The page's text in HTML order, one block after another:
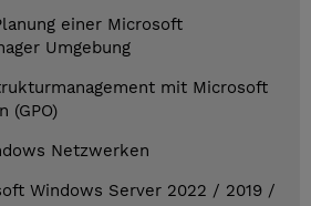
einer Microsoft
Umgebung
mit Microsoft
(GPO)
Netzwerken
Windows Server 2022 / 2019 /